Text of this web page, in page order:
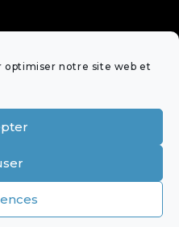
optimiser notre site web et